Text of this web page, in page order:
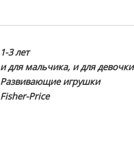
1-3 лет
и для мальчика, и для девочки
Развивающие игрушки
Fisher-Price